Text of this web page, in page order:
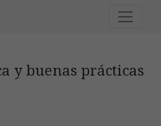
y buenas prácticas
y buenas prácticas